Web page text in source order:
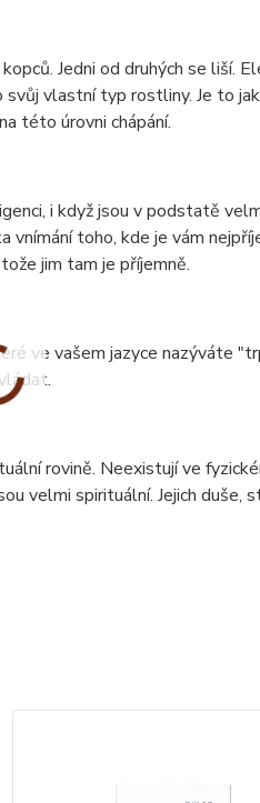
Jedni od druhých se liší.
vlastní typ rostliny. Je to
této úrovni chápání.
i když jsou v podstatě
toho, kde je vám
jim tam je příjemně.
ve vašem jazyce nazýváte
rovině. Neexistují ve
velmi spirituální. Jejich duše,